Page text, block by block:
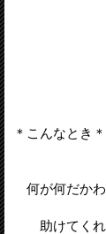
＊こんなとき＊
何が何だか
助けてくれ